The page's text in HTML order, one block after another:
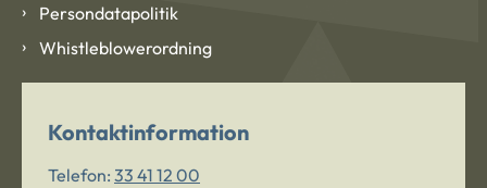
Persondatapolitik
Whistleblowerordning
Kontaktinformation
Telefon: 33 41 12 00